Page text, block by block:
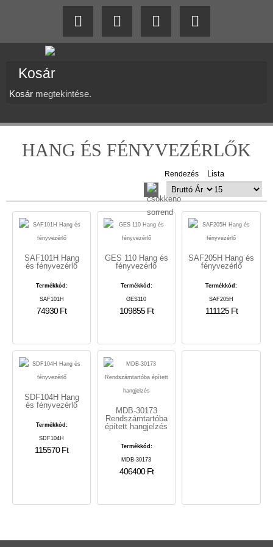
Kosár
Kosár megtekintése.
HANG ÉS FÉNYVEZÉRLŐK
Lista
Rendezés
SAF101H Hang
és fényvezérlő
Termékkód:
SAF101H
74930 Ft
GES 110 Hang és
fényvezérlő
Termékkód:
GES110
109855 Ft
SAF205H Hang és
fényvezérlő
Termékkód:
SAF205H
111125 Ft
SDF104H Hang
és fényvezérlő
Termékkód:
SDF104H
115570 Ft
MDB-30173
Rendszámtartóba
épített hangjelzés
Termékkód:
MDB-30173
406400 Ft